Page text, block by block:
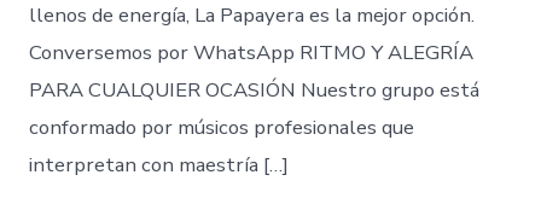
llenos de energía, La Papayera es la mejor opción.
Conversemos por WhatsApp RITMO Y ALEGRÍA
PARA CUALQUIER OCASIÓN Nuestro grupo está
conformado por músicos profesionales que
interpretan con maestría […]